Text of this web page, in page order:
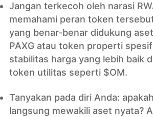
Jangan terkecoh oleh narasi
memahami peran token
yang benar-benar didukung
PAXG atau token properti
stabilitas harga yang lebih baik
token utilitas seperti $OM.
Tanyakan pada diri Anda:
langsung mewakili aset nyata?